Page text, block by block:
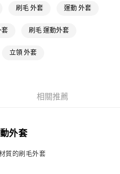
)免運費
)免運費
刷毛 外套 運動 外套
套 刷毛 運動外套
立領 外套
相關推薦
外套
質的刷毛外套